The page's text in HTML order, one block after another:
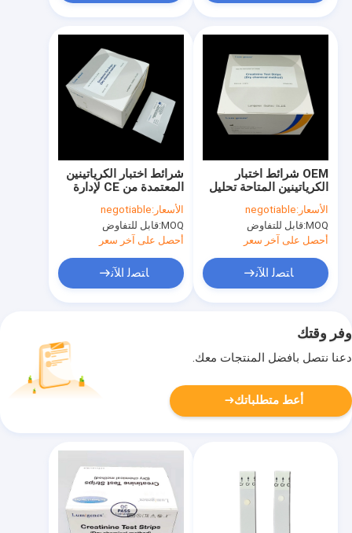
شرائط اختبار الكرياتينين
المعتمدة من CE لإدارة
صحة الكلى
الأسعار:negotiable
MOQ: قابل للتفاوض
أحصل على آخر سعر
ﺎﺘﺼﻟ ﺍﻶﻧ
OEM شرائط اختبار
الكرياتينين المتاحة تحليل
الكيمياء السريرية
الأسعار:negotiable
MOQ: قابل للتفاوض
أحصل على آخر سعر
ﺎﺘﺼﻟ ﺍﻶﻧ
وفر وقتك
دعنا نتصل بأفضل المنتجات معك.
أعط متطلباتك